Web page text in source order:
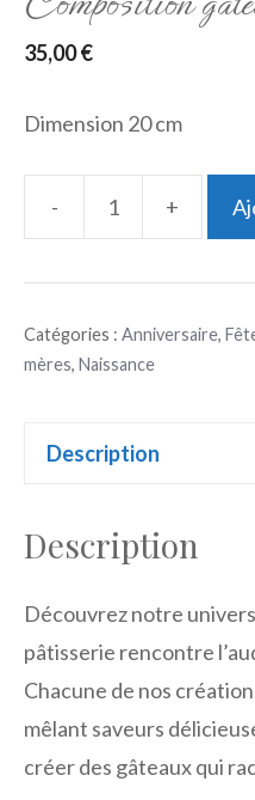
35,00€
Dimension 20 cm
- +
Catégories : Anniversaire,
mères, Naissance
Description
Description
Découvrez notre
pâtisserie rencontre
Chacune de nos
mêlant saveurs
créer des gâteaux qui